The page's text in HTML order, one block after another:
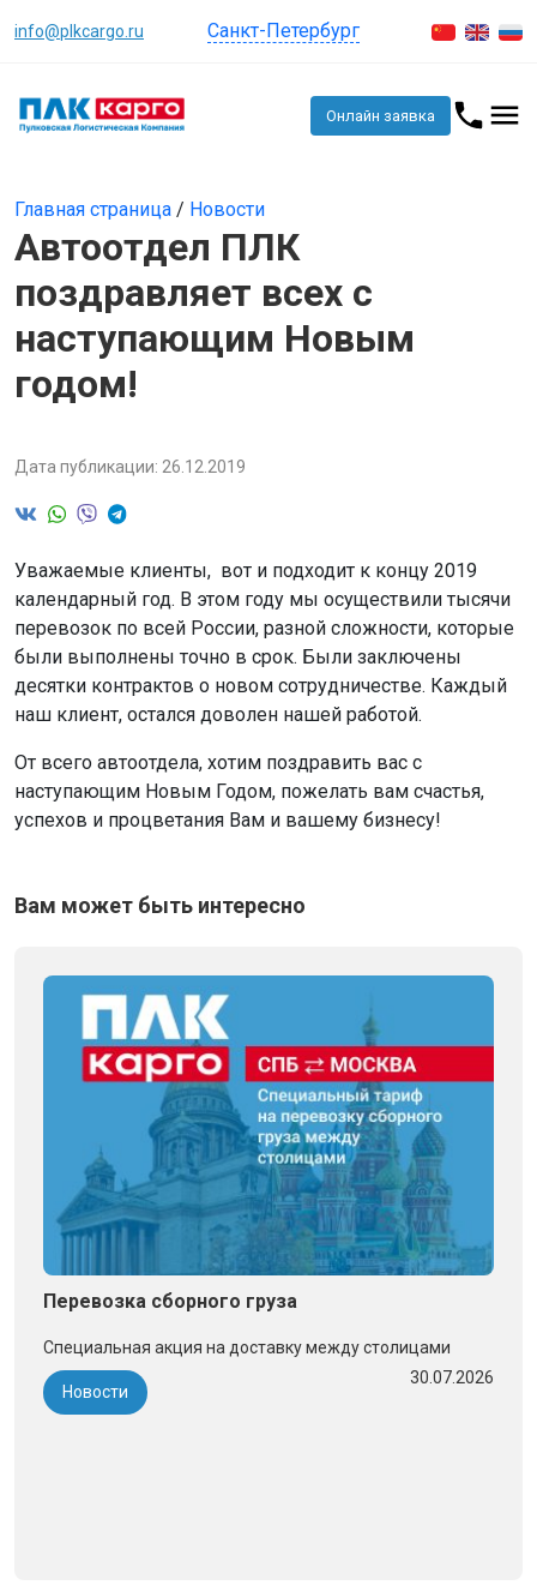
info@plkcargo.ru Санкт-Петербург
Онлайн заявка
Главная страница / Новости
Автоотдел ПЛК
поздравляет всех с
наступающим Новым
годом!
Дата публикации: 26.12.2019
Уважаемые клиенты, вот и подходит к концу 2019
календарный год. В этом году мы осуществили тысячи
перевозок по всей России, разной сложности, которые
были выполнены точно в срок. Были заключены
десятки контрактов о новом сотрудничестве. Каждый
наш клиент, остался доволен нашей работой.
От всего автоотдела, хотим поздравить вас с
наступающим Новым Годом, пожелать вам счастья,
успехов и процветания Вам и вашему бизнесу!
Вам может быть интересно
Перевозка сборного груза
Специальная акция на доставку между столицами
Новости
30.07.2026